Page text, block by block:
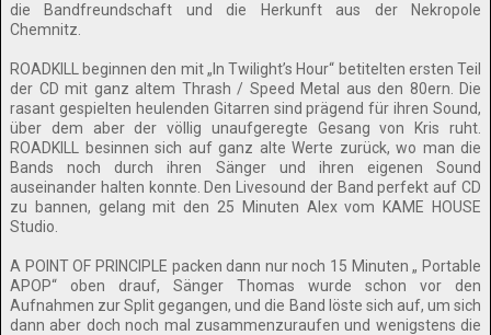
die Bandfreundschaft und die Herkunft aus der Nekropole
Chemnitz.
ROADKILL beginnen den mit „In Twilight’s Hour“ betitelten ersten Teil
der CD mit ganz altem Thrash / Speed Metal aus den 80ern. Die
rasant gespielten heulenden Gitarren sind prägend für ihren Sound,
über dem aber der völlig unaufgeregte Gesang von Kris ruht.
ROADKILL besinnen sich auf ganz alte Werte zurück, wo man die
Bands noch durch ihren Sänger und ihren eigenen Sound
auseinander halten konnte. Den Livesound der Band perfekt auf CD
zu bannen, gelang mit den 25 Minuten Alex vom KAME HOUSE
Studio.
A POINT OF PRINCIPLE packen dann nur noch 15 Minuten „ Portable
APOP“ oben drauf, Sänger Thomas wurde schon vor den
Aufnahmen zur Split gegangen, und die Band löste sich auf, um sich
dann aber doch noch mal zusammenzuraufen und wenigstens die